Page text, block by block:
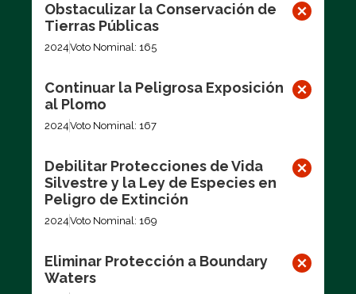
Obstaculizar la Conservación de
Tierras Públicas
2024Voto Nominal: 165
Continuar la Peligrosa Exposición
al Plomo
2024Voto Nominal: 167
Debilitar Protecciones de Vida
Silvestre y la Ley de Especies en
Peligro de Extinción
2024Voto Nominal: 169
Eliminar Protección a Boundary
Waters